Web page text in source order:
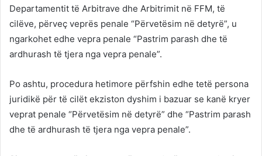
Departamentit të Arbitrave dhe Arbitrimit në FFM, të
cilëve, përveç veprës penale “Përvetësim në detyrë”, u
ngarkohet edhe vepra penale “Pastrim parash dhe të
ardhurash të tjera nga vepra penale”.
Po ashtu, procedura hetimore përfshin edhe tetë persona
juridikë për të cilët ekziston dyshim i bazuar se kanë kryer
veprat penale “Përvetësim në detyrë” dhe “Pastrim parash
dhe të ardhurash të tjera nga vepra penale”.